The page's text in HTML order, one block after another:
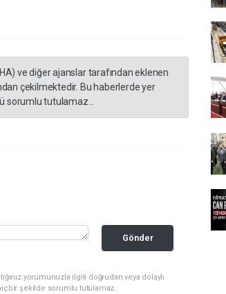
ve diğer ajanslar tarafından eklenen
çekilmektedir. Bu haberlerde yer
sorumlu tutulamaz...
Gönder
yorumunuzla ilgili doğrudan veya dolaylı
şekilde sorumlu tutulamaz.